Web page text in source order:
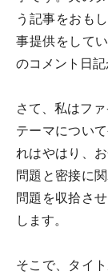
う記事をおも
事提供をして
のコメント日記
さて、私はフ
テーマについ
れはやはり、
問題と密接に
問題を収拾さ
します。
そこで、タイ